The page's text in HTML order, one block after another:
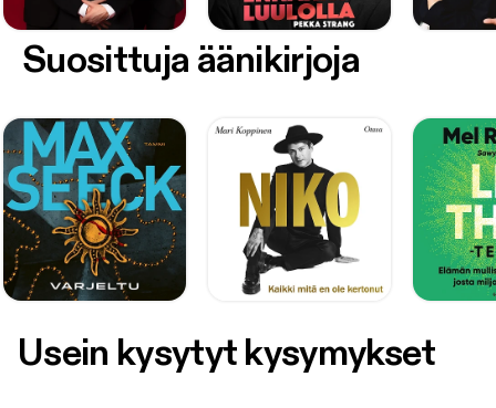
Suosittuja äänikirjoja
Usein kysytyt kysymykset